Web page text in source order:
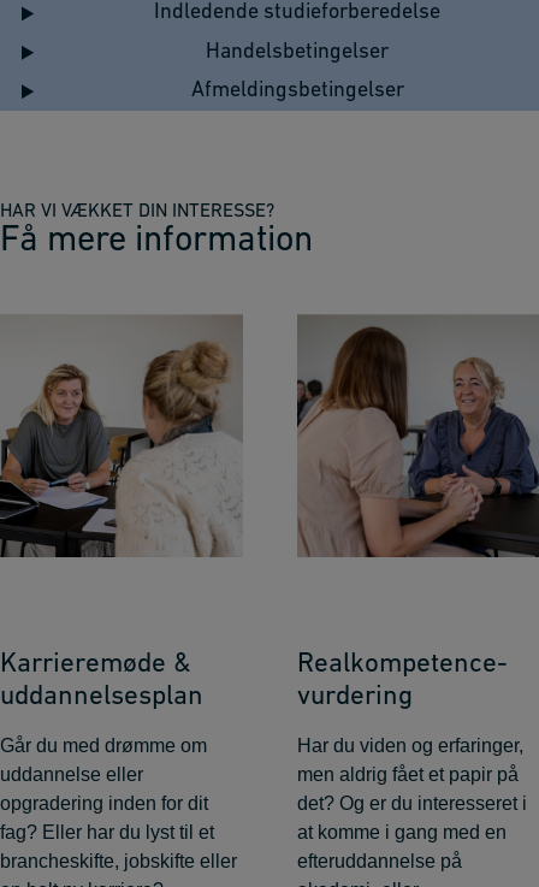
Indledende studieforberedelse
Handelsbetingelser
Afmeldingsbetingelser
HAR VI VÆKKET DIN INTERESSE?
Få mere information
Karrieremøde &
uddannelsesplan
Går du med drømme om
uddannelse eller
opgradering inden for dit
fag? Eller har du lyst til et
brancheskifte, jobskifte eller
Realkompetence­
vurdering
Har du viden og erfaringer,
men aldrig fået et papir på
det? Og er du interesseret i
at komme i gang med en
efteruddannelse på